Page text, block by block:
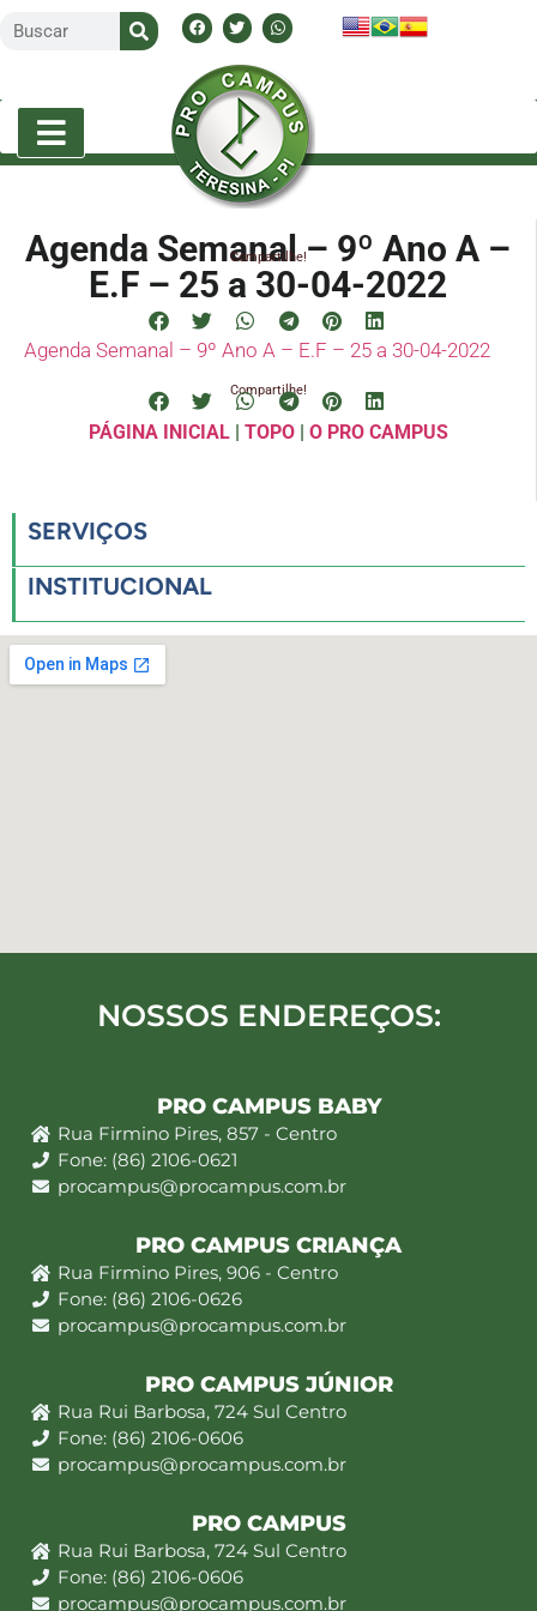
Agenda Semanal – 9º Ano A –
E.F – 25 a 30-04-2022
Compartilhe!
Agenda Semanal – 9º Ano A – E.F – 25 a 30-04-2022
Compartilhe!
PÁGINA INICIAL| TOPO| O PRO CAMPUS
SERVIÇOS
INSTITUCIONAL
NOSSOS ENDEREÇOS:
PRO CAMPUS BABY
Rua Firmino Pires, 857 - Centro
Fone: (86) 2106-0621
procampus@procampus.com.br
PRO CAMPUS CRIANÇA
Rua Firmino Pires, 906 - Centro
Fone: (86) 2106-0626
procampus@procampus.com.br
PRO CAMPUS JÚNIOR
Rua Rui Barbosa, 724 Sul Centro
Fone: (86) 2106-0606
procampus@procampus.com.br
PRO CAMPUS
Rua Rui Barbosa, 724 Sul Centro
Fone: (86) 2106-0606
procampus@procampus.com.br